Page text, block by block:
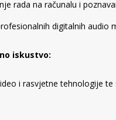
rada na računalu i
digitalnih audio
iskustvo:
i rasvjetne tehnologije